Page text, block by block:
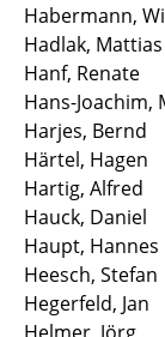
Habermann,
Hadlak, Mattias
Hanf, Renate
Hans-Joachim,
Harjes, Bernd
Härtel, Hagen
Hartig, Alfred
Hauck, Daniel
Haupt, Hannes
Heesch, Stefan
Hegerfeld, Jan